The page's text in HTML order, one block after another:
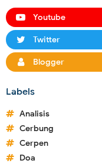
Youtube
Twitter
Blogger
Labels
Analisis
Cerbung
Cerpen
Doa